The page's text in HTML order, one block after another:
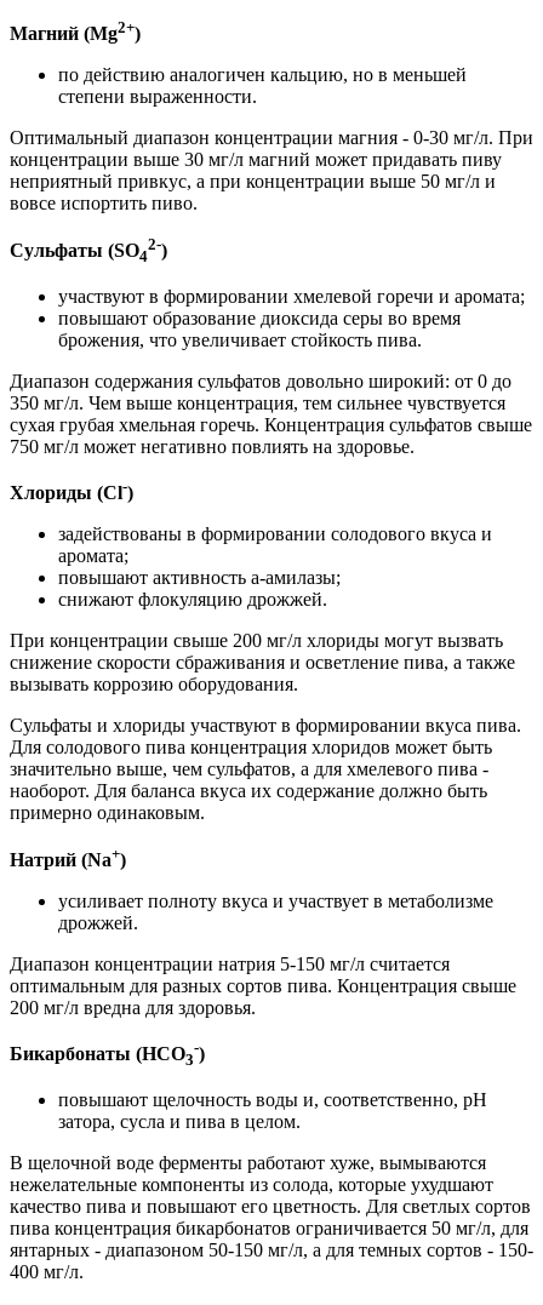
Магний (Мg2+)
по действию аналогичен кальцию, но в меньшей
степени выраженности.
Оптимальный диапазон концентрации магния - 0-30 мг/л. При
концентрации выше 30 мг/л магний может придавать пиву
неприятный привкус, а при концентрации выше 50 мг/л и
вовсе испортить пиво.
Сульфаты (SO4
2-)
участвуют в формировании хмелевой горечи и аромата;
повышают образование диоксида серы во время
брожения, что увеличивает стойкость пива.
Диапазон содержания сульфатов довольно широкий: от 0 до
350 мг/л. Чем выше концентрация, тем сильнее чувствуется
сухая грубая хмельная горечь. Концентрация сульфатов свыше
750 мг/л может негативно повлиять на здоровье.
Хлориды (Cl-)
задействованы в формировании солодового вкуса и
аромата;
повышают активность а-амилазы;
снижают флокуляцию дрожжей.
При концентрации свыше 200 мг/л хлориды могут вызвать
снижение скорости сбраживания и осветление пива, а также
вызывать коррозию оборудования.
Сульфаты и хлориды участвуют в формировании вкуса пива.
Для солодового пива концентрация хлоридов может быть
значительно выше, чем сульфатов, а для хмелевого пива -
наоборот. Для баланса вкуса их содержание должно быть
примерно одинаковым.
Натрий (Na+)
усиливает полноту вкуса и участвует в метаболизме
дрожжей.
Диапазон концентрации натрия 5-150 мг/л считается
оптимальным для разных сортов пива. Концентрация свыше
200 мг/л вредна для здоровья.
Бикарбонаты (HCO3
-)
повышают щелочность воды и, соответственно, pH
затора, сусла и пива в целом.
В щелочной воде ферменты работают хуже, вымываются
нежелательные компоненты из солода, которые ухудшают
качество пива и повышают его цветность. Для светлых сортов
пива концентрация бикарбонатов ограничивается 50 мг/л, для
янтарных - диапазоном 50-150 мг/л, а для темных сортов - 150-
400 мг/л.